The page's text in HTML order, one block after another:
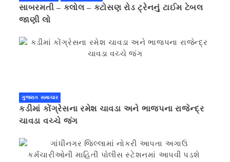
સાબરમતી – કલોલ – કટોસણ રોડ ટ્રેનનું ટાઈમ ટેબલ
જાણી લો
ગુજરાત સમાચાર
કડીમાં કોંગ્રેસના રમેશ ચાવડા અને ભાજપના રાજેન્દ્ર
ચાવડા વચ્ચે જંગ